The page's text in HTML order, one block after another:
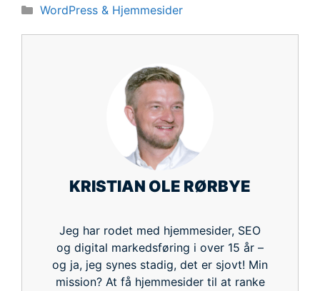
Kategorier
WordPress & Hjemmesider
KRISTIAN OLE RØRBYE
Jeg har rodet med hjemmesider, SEO
og digital markedsføring i over 15 år –
og ja, jeg synes stadig, det er sjovt! Min
mission? At få hjemmesider til at ranke